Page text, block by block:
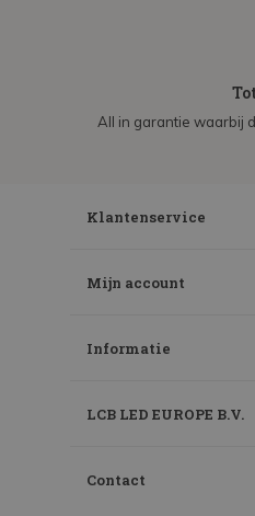
All in garantie waarbij
Klantenservice
Mijn account
Informatie
LCB LED EUROPE B.V.
Contact